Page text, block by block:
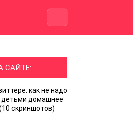
САЙТЕ:
как не надо
детьми домашнее
скриншотов)